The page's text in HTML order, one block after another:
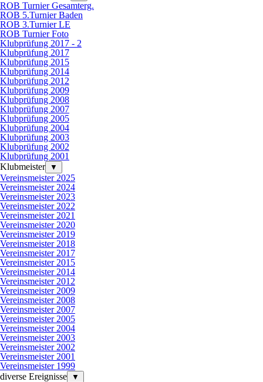
ROB Turnier Gesamterg.
ROB 5.Turnier Baden
ROB 3.Turnier LE
ROB Turnier Foto
Klubprüfung 2017 - 2
Klubprüfung 2017
Klubprüfung 2015
Klubprüfung 2014
Klubprüfung 2012
Klubprüfung 2009
Klubprüfung 2008
Klubprüfung 2007
Klubprüfung 2005
Klubprüfung 2004
Klubprüfung 2003
Klubprüfung 2002
Klubprüfung 2001
Klubmeister
▼
Vereinsmeister 2025
Vereinsmeister 2024
Vereinsmeister 2023
Vereinsmeister 2022
Vereinsmeister 2021
Vereinsmeister 2020
Vereinsmeister 2019
Vereinsmeister 2018
Vereinsmeister 2017
Vereinsmeister 2015
Vereinsmeister 2014
Vereinsmeister 2012
Vereinsmeister 2009
Vereinsmeister 2008
Vereinsmeister 2007
Vereinsmeister 2005
Vereinsmeister 2004
Vereinsmeister 2003
Vereinsmeister 2002
Vereinsmeister 2001
Vereinsmeister 1999
diverse Ereignisse
▼